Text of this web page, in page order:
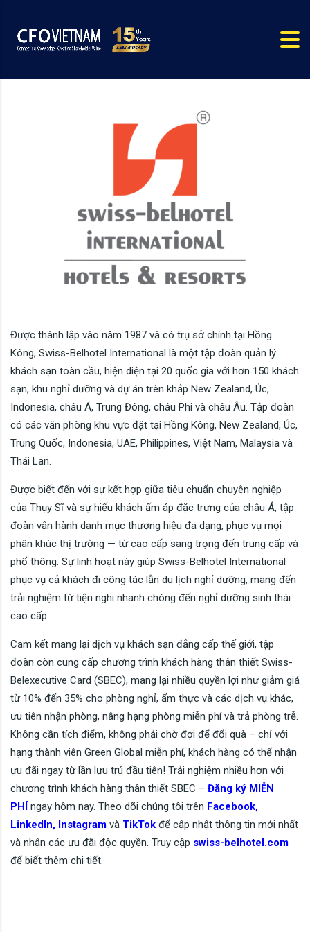
Được thành lập vào năm 1987 và có trụ sở chính tại Hồng
Kông, Swiss-Belhotel International là một tập đoàn quản lý
khách sạn toàn cầu, hiện diện tại 20 quốc gia với hơn 150 khách
sạn, khu nghỉ dưỡng và dự án trên khắp New Zealand, Úc,
Indonesia, châu Á, Trung Đông, châu Phi và châu Âu. Tập đoàn
có các văn phòng khu vực đặt tại Hồng Kông, New Zealand, Úc,
Trung Quốc, Indonesia, UAE, Philippines, Việt Nam, Malaysia và
Thái Lan.
Được biết đến với sự kết hợp giữa tiêu chuẩn chuyên nghiệp
của Thụy Sĩ và sự hiếu khách ấm áp đặc trưng của châu Á, tập
đoàn vận hành danh mục thương hiệu đa dạng, phục vụ mọi
phân khúc thị trường — từ cao cấp sang trọng đến trung cấp và
phổ thông. Sự linh hoạt này giúp Swiss-Belhotel International
phục vụ cả khách đi công tác lẫn du lịch nghỉ dưỡng, mang đến
trải nghiệm từ tiện nghi nhanh chóng đến nghỉ dưỡng sinh thái
cao cấp.
Cam kết mang lại dịch vụ khách sạn đẳng cấp thế giới, tập
đoàn còn cung cấp chương trình khách hàng thân thiết Swiss-
Belexecutive Card (SBEC), mang lại nhiều quyền lợi như giảm giá
từ 10% đến 35% cho phòng nghỉ, ẩm thực và các dịch vụ khác,
ưu tiên nhận phòng, nâng hạng phòng miễn phí và trả phòng trễ.
Không cần tích điểm, không phải chờ đợi để đổi quà – chỉ với
hạng thành viên Green Global miễn phí, khách hàng có thể nhận
ưu đãi ngay từ lần lưu trú đầu tiên! Trải nghiệm nhiều hơn với
chương trình khách hàng thân thiết SBEC – Đăng ký MIỄN
PHÍ
ngay hôm nay. Theo dõi chúng tôi trên Face book,
LinkedIn, Instagram và TikTok để cập nhật thông tin mới nhất
và nhận các ưu đãi độc quyền. Truy cập swiss-belhotel.com
để biết thêm chi tiết.